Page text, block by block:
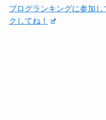
ブログランキングに参加
クしてね！